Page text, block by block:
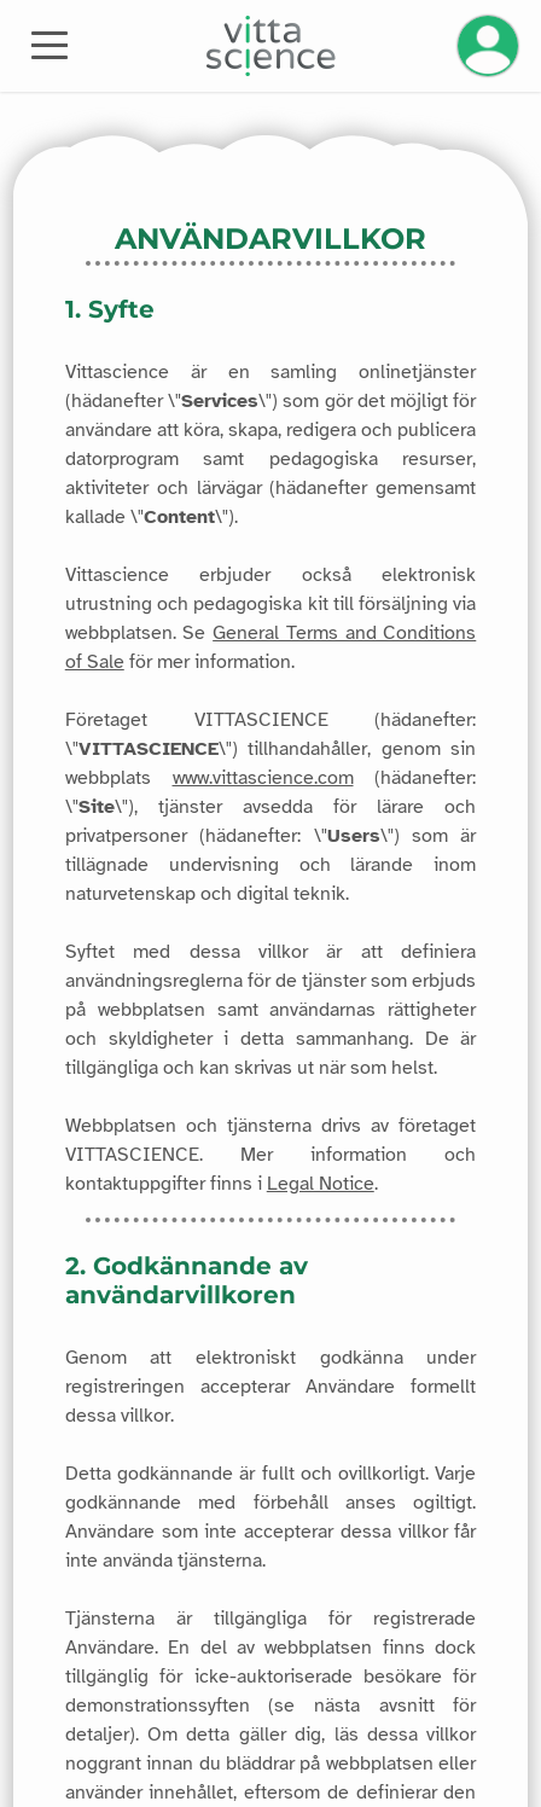
ANVÄNDARVILLKOR
1. Syfte
Vittascience är en samling onlinetjänster
(hädanefter \"Services\") som gör det möjligt för
användare att köra, skapa, redigera och publicera
datorprogram samt pedagogiska resurser,
aktiviteter och lärvägar (hädanefter gemensamt
kallade \"Content\").
Vittascience erbjuder också elektronisk
utrustning och pedagogiska kit till försäljning via
webbplatsen. SeGeneral Terms and Conditions
of Sale för mer information.
Företaget VITTASCIENCE (hädanefter:
\"VITTASCIENCE\") tillhandahåller, genom sin
webbplats www.vittascience.com(hädanefter:
\"Site\"), tjänster avsedda för lärare och
privatpersoner (hädanefter: \"Users\") som är
tillägnade undervisning och lärande inom
naturvetenskap och digital teknik.
Syftet med dessa villkor är att definiera
användningsreglerna för de tjänster som erbjuds
på webbplatsen samt användarnas rättigheter
och skyldigheter i detta sammanhang. De är
tillgängliga och kan skrivas ut när som helst.
Webbplatsen och tjänsterna drivs av företaget
VITTASCIENCE. Mer information och
kontaktuppgifter finns i Legal Notice.
2. Godkännande av
användarvillkoren
Genom att elektroniskt godkänna under
registreringen accepterar Användare formellt
dessa villkor.
Detta godkännande är fullt och ovillkorligt. Varje
godkännande med förbehåll anses ogiltigt.
Användare som inte accepterar dessa villkor får
inte använda tjänsterna.
Tjänsterna är tillgängliga för registrerade
Användare. En del av webbplatsen finns dock
tillgänglig för icke-auktoriserade besökare för
demonstrationssyften (se nästa avsnitt för
detaljer). Om detta gäller dig, läs dessa villkor
noggrant innan du bläddrar på webbplatsen eller
använder innehållet, eftersom de definierar den